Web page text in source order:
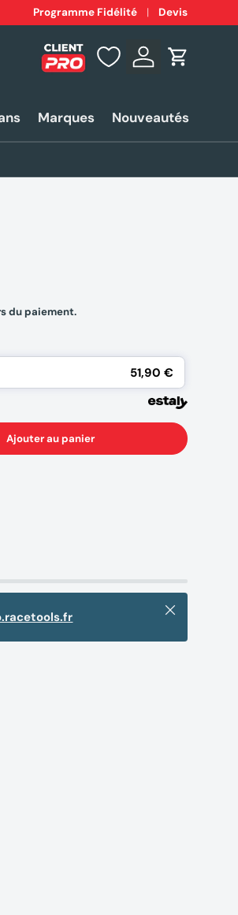
Expéditionrapide 24-48h*
Programme Fidélité Devis
Se connecter
Panier
Marques Nouveautés
du paiement.
51,90 €
Ajouter au panier
Fermer